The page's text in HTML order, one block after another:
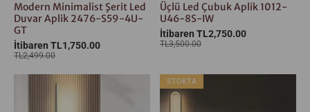
Modern Minimalist Şerit Led
Duvar Aplik 2476-S59-4U-
GT
İtibaren TL1,750.00
TL2,499.00
Üçlü Led Çubuk Aplik 1012-
U46-8S-IW
İtibaren TL2,750.00
TL3,500.00
STOKTA